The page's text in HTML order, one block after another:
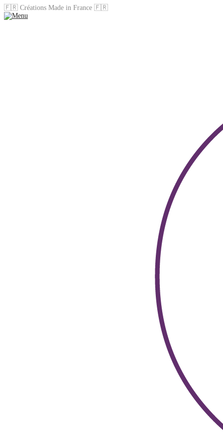
🇫🇷 Créations Made in France 🇫🇷